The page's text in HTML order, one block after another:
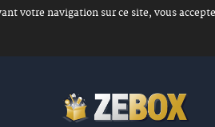
votre navigation sur ce site, vous